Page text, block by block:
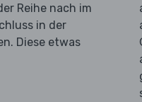
Reihe nach im
in der
Diese etwas